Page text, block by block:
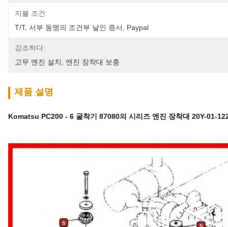
지불 조건:
T/T, 서부 동맹의 조건부 날인 증서, Paypal
강조하다:
고무 엔진 설치
엔진 장착대 보충
제품 설명
Komatsu PC200 - 6 굴착기 87080의 시리즈 엔진 장착대 20Y-01-